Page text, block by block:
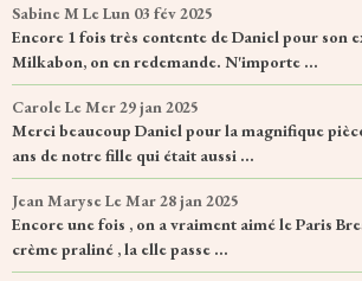
Sabine M Le Lun 03 fév 2025
Encore 1 fois très contente de Daniel pour son
Milkabon, on en redemande. N'importe ...
CaroleLe Mer 29 jan 2025
Merci beaucoup Daniel pour la magnifique
ans de notre fille qui était aussi ...
Jean MaryseLe Mar 28 jan 2025
Encore une fois , on a vraiment aimé le Paris
crème praliné , la elle passe ...